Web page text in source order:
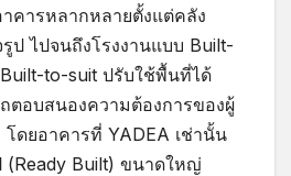
คารหลากหลายตั้งแต่คลัง
ป ไปจนถึงโรงงานแบบ Built-
to-suit ปรับใช้พื้นที่ได้
ตอบสนองความต้องการของผู้
โดยอาคารที่ YADEA เช่านั้น
(Ready Built) ขนาดใหญ่